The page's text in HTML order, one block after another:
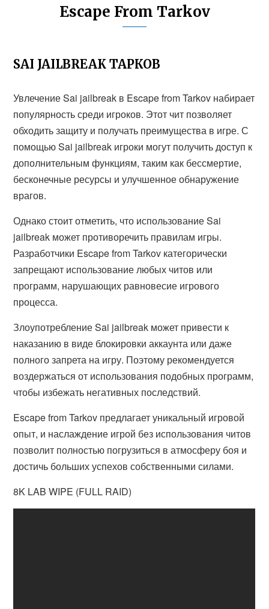
Escape From Tarkov
SAI JAILBREAK ТАРКОВ
Увлечение Sai jailbreak в Escape from Tarkov набирает
популярность среди игроков. Этот чит позволяет
обходить защиту и получать преимущества в игре. С
помощью Sai jailbreak игроки могут получить доступ к
дополнительным функциям, таким как бессмертие,
бесконечные ресурсы и улучшенное обнаружение
врагов.
Однако стоит отметить, что использование Sai
jailbreak может противоречить правилам игры.
Разработчики Escape from Tarkov категорически
запрещают использование любых читов или
программ, нарушающих равновесие игрового
процесса.
Злоупотребление Sai jailbreak может привести к
наказанию в виде блокировки аккаунта или даже
полного запрета на игру. Поэтому рекомендуется
воздержаться от использования подобных программ,
чтобы избежать негативных последствий.
Escape from Tarkov предлагает уникальный игровой
опыт, и наслаждение игрой без использования читов
позволит полностью погрузиться в атмосферу боя и
достичь больших успехов собственными силами.
8K LAB WIPE (FULL RAID)